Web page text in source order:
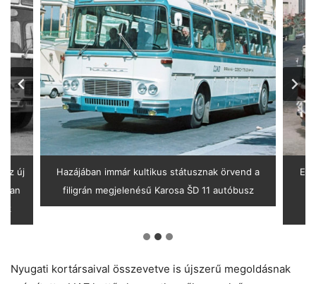
az új
Hazájában immár kultikus státusznak örvend a
filigrán megjelenésű Karosa ŠD 11 autóbusz
Nyugati kortársaival összevetve is újszerű megoldásnak